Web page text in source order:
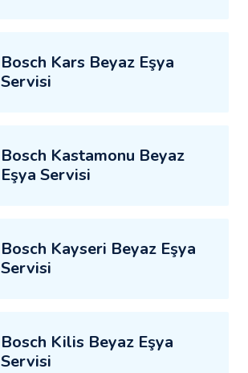
Bosch Kars Beyaz Eşya
Servisi
Bosch Kastamonu Beyaz
Eşya Servisi
Bosch Kayseri Beyaz Eşya
Servisi
Bosch Kilis Beyaz Eşya
Servisi